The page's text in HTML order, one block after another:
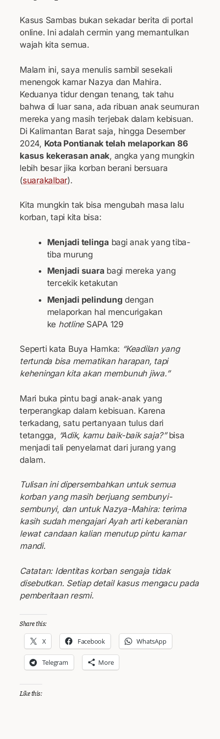
Kasus Sambas bukan sekadar berita di portal
online. Ini adalah cermin yang memantulkan
wajah kita semua.
Malam ini, saya menulis sambil sesekali
menengok kamar Nazya dan Mahira.
Keduanya tidur dengan tenang, tak tahu
bahwa di luar sana, ada ribuan anak seumuran
mereka yang masih terjebak dalam kebisuan.
Di Kalimantan Barat saja, hingga Desember
2024, Kota Pontianak telah melaporkan 86
kasus kekerasan anak, angka yang mungkin
lebih besar jika korban berani bersuara
(suarakalbar).
Kita mungkin tak bisa mengubah masa lalu
korban, tapi kita bisa:
Menjadi telinga bagi anak yang tiba-
tiba murung
Menjadi suara bagi mereka yang
tercekik ketakutan
Menjadi pelindung dengan
melaporkan hal mencurigakan
ke hotlineSAPA 129
Seperti kata Buya Hamka: “Keadilan yang
tertunda bisa mematikan harapan, tapi
keheningan kita akan membunuh jiwa.”
Mari buka pintu bagi anak-anak yang
terperangkap dalam kebisuan. Karena
terkadang, satu pertanyaan tulus dari
tetangga, “Adik, kamu baik-baik saja?”bisa
menjadi tali penyelamat dari jurang yang
dalam.
Tulisan ini dipersembahkan untuk semua
korban yang masih berjuang sembunyi-
sembunyi, dan untuk Nazya-Mahira: terima
kasih sudah mengajari Ayah arti keberanian
lewat candaan kalian menutup pintu kamar
mandi.
Catatan: Identitas korban sengaja tidak
disebutkan. Setiap detail kasus mengacu pada
pemberitaan resmi.
Share this:
X Facebook WhatsApp
Telegram More
Like this: